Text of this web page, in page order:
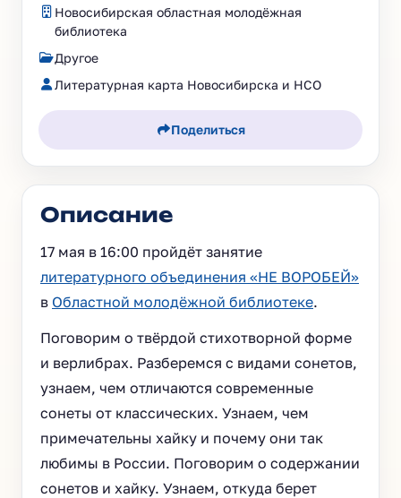
Новосибирская областная молодёжная
библиотека
Другое
Литературная карта Новосибирска и НСО
Поделиться
Описание
17 мая в 16:00 пройдёт занятие
литературного объединения «НЕ ВОРОБЕЙ»
в Областной молодёжной библиотеке.
Поговорим о твёрдой стихотворной форме
и верлибрах. Разберемся с видами сонетов,
узнаем, чем отличаются современные
сонеты от классических. Узнаем, чем
примечательны хайку и почему они так
любимы в России. Поговорим о содержании
сонетов и хайку. Узнаем, откуда берет